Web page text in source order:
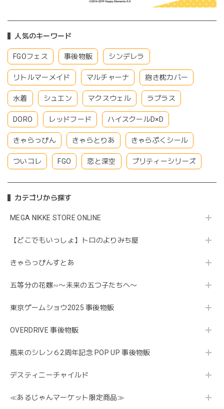
人気のキーワード
FGOフェス 事後物販 シンデレラ
リトルマーメイド マルチャーナ 抱き枕カバー
水着 シュエン マクスウェル ラプラス
DORO レッドフード ハイスクールD×D
きゃらっぴん きゃらとりあ きゃらぷくシール
ついコレ FGO 恋と深空 プリティーシリーズ
カテゴリから探す
MEGA NIKKE STORE ONLINE
【どこでもいっしょ】トロのよりみち屋
きゃらっぴんすとあ
五等分の花嫁∽〜未来の五つ子たちへ〜
東京ゲームショウ2025 事後物販
OVERDRIVE 事後物販
風来のシレン６2周年記念 POP UP 事後物販
デスティニーチャイルド
≪あるじゃんマーケット限定商品≫